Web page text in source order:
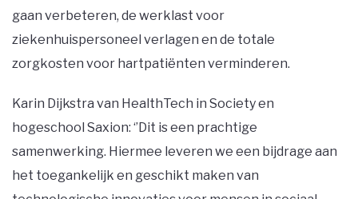
gaan verbeteren, de werklast voor
ziekenhuispersoneel verlagen en de totale
zorgkosten voor hartpatiënten verminderen.
Karin Dijkstra van HealthTech in Society en
hogeschool Saxion: ‘’Dit is een prachtige
samenwerking. Hiermee leveren we een bijdrage aan
het toegankelijk en geschikt maken van